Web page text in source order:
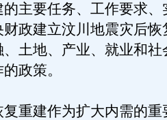
主要任务、工作要求、
政建立汶川地震灾后
土地、产业、就业和社
政策。
建作为扩大内需的重